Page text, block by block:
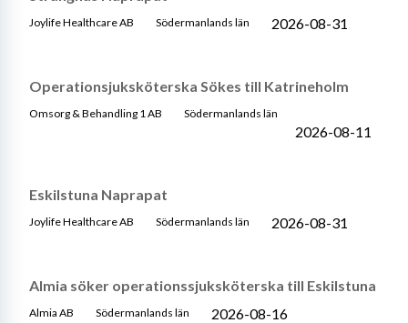
Joylife Healthcare AB Södermanlands län 2026-08-31
Operationsjuksköterska Sökes till Katrineholm
Omsorg & Behandling 1 AB Södermanlands län
2026-08-11
Eskilstuna Naprapat
Joylife Healthcare AB Södermanlands län 2026-08-31
Almia söker operationssjuksköterska till Eskilstuna
Almia AB Södermanlands län 2026-08-16